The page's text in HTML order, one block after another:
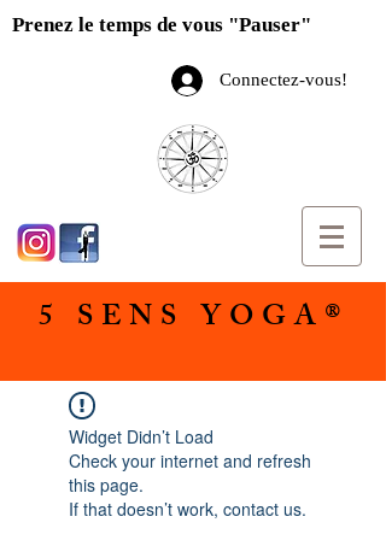
Prenez le temps de vous "Pauser"
Connectez-vous!
5 SENS YOGA®
Widget Didn’t Load
Check your internet and refresh
this page.
If that doesn’t work, contact us.